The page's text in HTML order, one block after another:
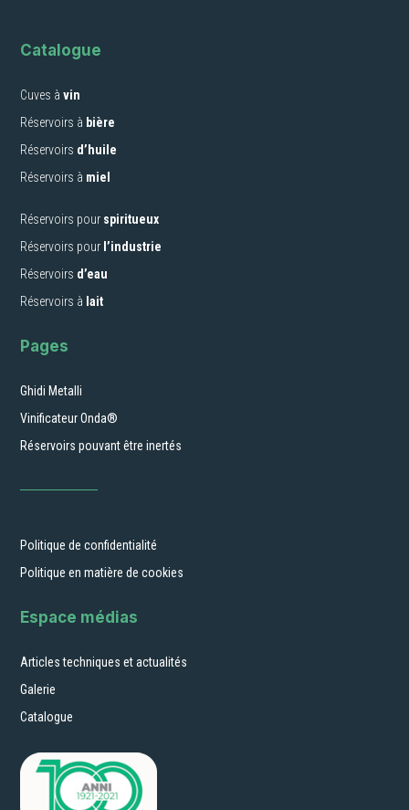
Catalogue
Cuves àvin
Réservoirs à bière
Réservoirs d’huile
Réservoirs à miel
Réservoirs pour spiritueux
Réservoirs pour l’industrie
Réservoirs d’eau
Réservoirs à lait
Pages
Ghidi Metalli
Vinificateur Onda®
Réservoirs pouvant être inertés
Politique de confidentialité
Politique en matière de cookies
Espace médias
Articles techniques et actualités
Galerie
Catalogue